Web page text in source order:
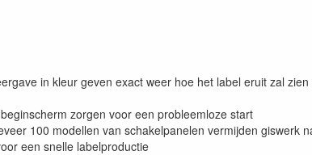
in kleur geven exact weer hoe het label eruit zal
zorgen voor een probleemloze start
100 modellen van schakelpanelen vermijden giswerk
een snelle labelproductie